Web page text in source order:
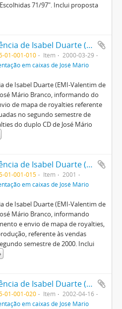
71/97". Inclui proposta
Correspondência de Isabel Duarte (EMI-Valentim de Carvalho) para José Mário Branco + mapa de royalties
01-001-010 Item
2000-03-29
em caixas de José Mário
de Isabel Duarte (EMI-Valentim de
Mário Branco, informando do
de mapa de royalties referente
no segundo semestre de
do duplo CD de José Mário
Correspondência de Isabel Duarte (EMI-Valentim de Carvalho) para José Mário Branco + mapa de royalties
01-001-015 Item
2001
em caixas de José Mário
de Isabel Duarte (EMI-Valentim de
Mário Branco, informando
e envio de mapa de royalties,
referente às vendas
semestre de 2000. Inclui
Correspondência de Isabel Duarte (EMI-Valentim de Carvalho) para José Mário Branco + mapa de royalties
01-001-020 Item
2002-04-16
em caixas de José Mário